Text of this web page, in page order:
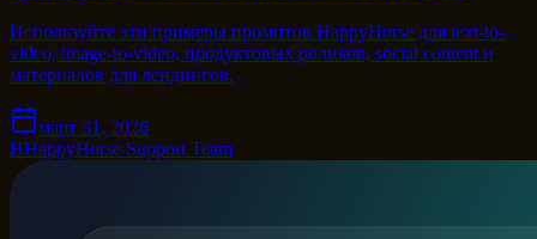
Используйте эти примеры промптов HappyHorse для text-to-
video, image-to-video, продуктовых роликов, social content и
материалов для лендингов.
март 31, 2026
HHappyHorse Support Team